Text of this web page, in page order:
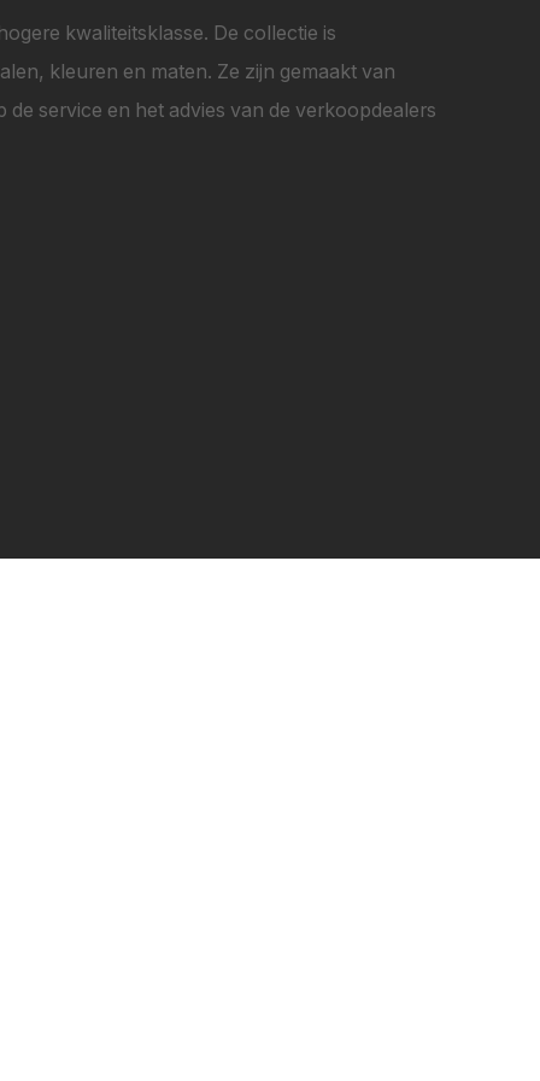
kwaliteitsklasse. De collectie is
kleuren en maten. Ze zijn gemaakt van
service en het advies van de verkoopdealers